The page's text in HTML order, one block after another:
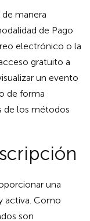
manera
de Pago
electrónico o la
gratuito a
un evento
de forma
de los métodos
una
activa. Como
son